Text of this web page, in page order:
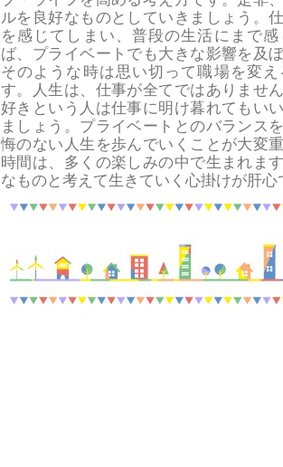
ルを良好なものとしていきましょう。
を感じてしまい、普段の生活にまで
ば、プライベートでも大きな影響を及
そのような時は思い切って職場を変
す。人生は、仕事が全てではありませ
好きという人は仕事に明け暮れてもい
ましょう。プライベートとのバランス
悔のない人生を歩んでいくことが大変
時間は、多くの楽しみの中で生まれま
なものと考えて生きていく心掛けが肝心